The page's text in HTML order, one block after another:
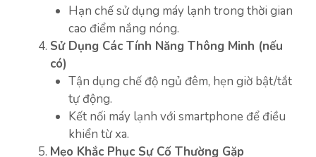
Hạn chế sử dụng máy lạnh trong thời gian
cao điểm nắng nóng.
Sử Dụng Các Tính Năng Thông Minh (nếu
có)
Tận dụng chế độ ngủ đêm, hẹn giờ bật/tắt
tự động.
Kết nối máy lạnh với smartphone để điều
khiển từ xa.
Mẹo Khắc Phục Sự Cố Thường Gặp